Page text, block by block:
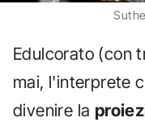
Edulcorato (con
mai, l'interprete
divenire la